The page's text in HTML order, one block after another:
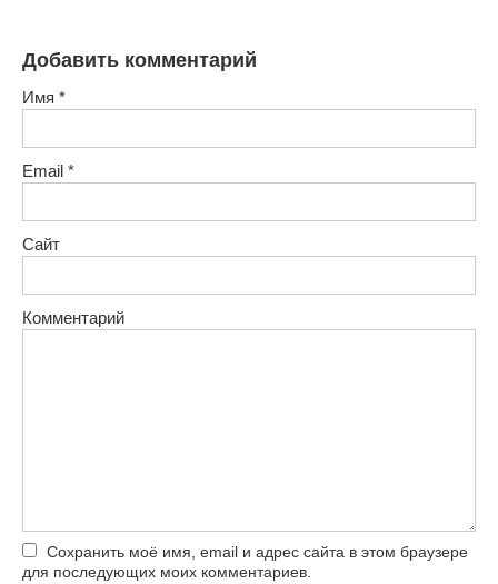
Добавить комментарий
Имя *
Email *
Сайт
Комментарий
Сохранить моё имя, email и адрес сайта в этом браузере
для последующих моих комментариев.